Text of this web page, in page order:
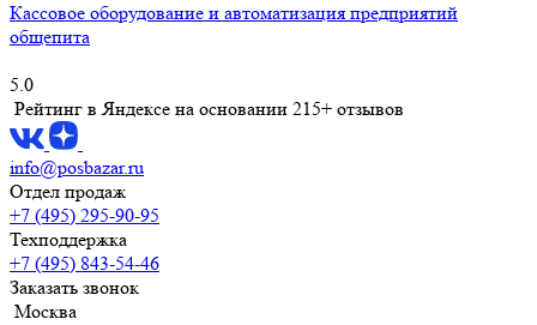
Кассовое оборудование и автоматизация предприятий
общепита
5.0
Рейтинг в Яндексе на основании 215+ отзывов
info@posbazar.ru
Отдел продаж
+7 (495) 295-90-95
Техподдержка
+7 (495) 843-54-46
Заказать звонок
Москва